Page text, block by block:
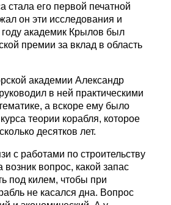
стала его первой печатной
он эти исследования и
академик Крылов был
премии за вклад в область
академии Александр
в ней практическими
а вскоре ему было
теории корабля, которое
десятков лет.
с работами по строительству
возник вопрос, какой запас
под килем, чтобы при
не касался дна. Вопрос